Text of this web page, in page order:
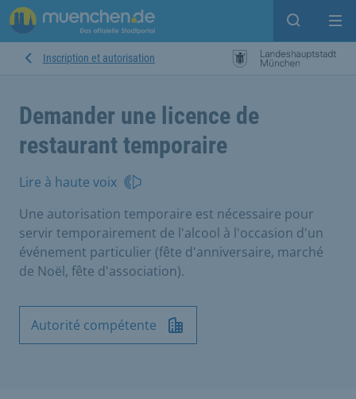
Open
Inscription et autorisation
Demander une licence de
restaurant temporaire
Lire à haute voix
Une autorisation temporaire est nécessaire pour
servir temporairement de l'alcool à l'occasion d'un
événement particulier (fête d'anniversaire, marché
de Noël, fête d'association).
Autorité compétente